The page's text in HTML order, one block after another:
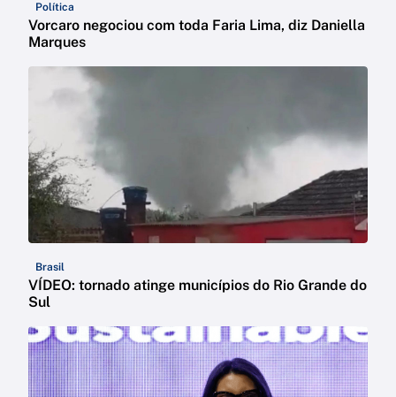
Política
Vorcaro negociou com toda Faria Lima, diz Daniella
Marques
Brasil
VÍDEO: tornado atinge municípios do Rio Grande do
Sul